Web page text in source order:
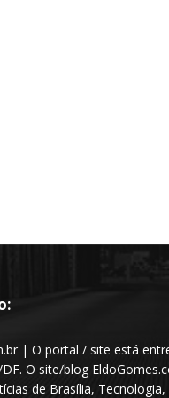
| O portal / site está
O site/blog
de Brasília,